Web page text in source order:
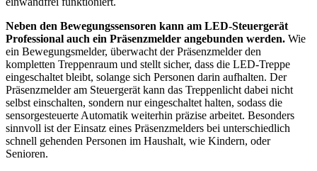
Neben den Bewegungssensoren kann am LED-Steuergerät
Professional auch ein Präsenzmelder angebunden werden. Wie
ein Bewegungsmelder, überwacht der Präsenzmelder den
kompletten Treppenraum und stellt sicher, dass die LED-Treppe
eingeschaltet bleibt, solange sich Personen darin aufhalten. Der
Präsenzmelder am Steuergerät kann das Treppenlicht dabei nicht
selbst einschalten, sondern nur eingeschaltet halten, sodass die
sensorgesteuerte Automatik weiterhin präzise arbeitet. Besonders
sinnvoll ist der Einsatz eines Präsenzmelders bei unterschiedlich
schnell gehenden Personen im Haushalt, wie Kindern, oder
Senioren.